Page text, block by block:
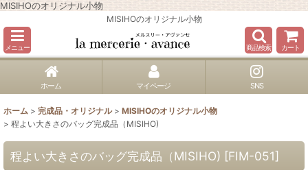
MISIHOのオリジナル小物
MISIHOのオリジナル小物
メニュー 商品検索 カート
ホーム マイページ SNS
ホーム > 完成品・オリジナル > MISIHOのオリジナル小物
> 程よい大きさのバッグ完成品（MISIHO)
程よい大きさのバッグ完成品（MISIHO) [FIM-051]